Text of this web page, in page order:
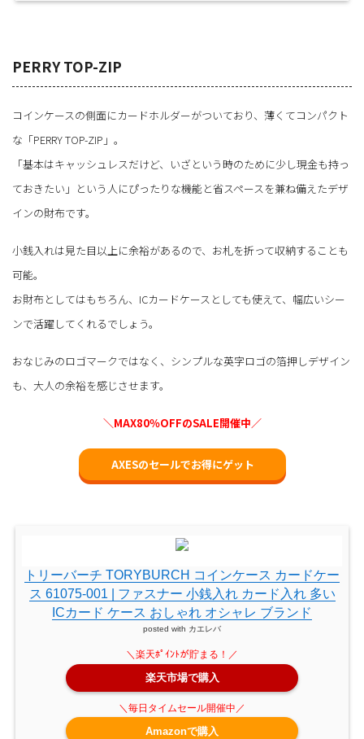
PERRY TOP-ZIP
コインケースの側面にカードホルダーがついており、薄くてコンパクト
な「PERRY TOP-ZIP」。
「基本はキャッシュレスだけど、いざという時のために少し現金も持っ
ておきたい」という人にぴったりな機能と省スペースを兼ね備えたデザ
インの財布です。
小銭入れは見た目以上に余裕があるので、お札を折って収納することも
可能。
お財布としてはもちろん、ICカードケースとしても使えて、幅広いシー
ンで活躍してくれるでしょう。
おなじみのロゴマークではなく、シンプルな英字ロゴの箔押しデザイン
も、大人の余裕を感じさせます。
＼MAX80％OFFのSALE開催中／
AXESのセールでお得にゲット
トリーバーチ TORYBURCH コインケース カードケー
ス 61075-001 | ファスナー 小銭入れ カード入れ 多い
ICカード ケース おしゃれ オシャレ ブランド
posted with カエレバ
楽天市場で購入
Amazonで購入